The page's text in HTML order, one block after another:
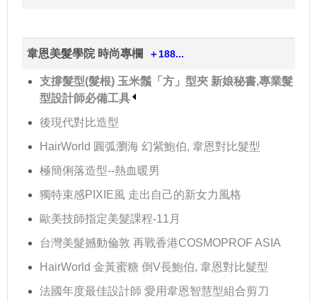
韋恩美髮學院 時尚專欄 ＋188...
支撐髮型(髮根) 玉米鬚「方」型夾 新娘秘書,專業髮
型設計師必備工具
後現代對比造型
HairWorld 圓弧瀏海 幻紫鮑伯, 韋恩對比髮型
極簡俐落造型--熱血暖男
獨特束感PIXIE風 走出自己的新女力風格
歐美技師指定美髮課程-11月
台灣美髮撼動倫敦 再戰香港COSMOPROF ASIA
HairWorld 金黃蜜糖 倒V長鮑伯, 韋恩對比髮型
法國年度最佳設計師 愛用韋恩智慧型組合剪刀